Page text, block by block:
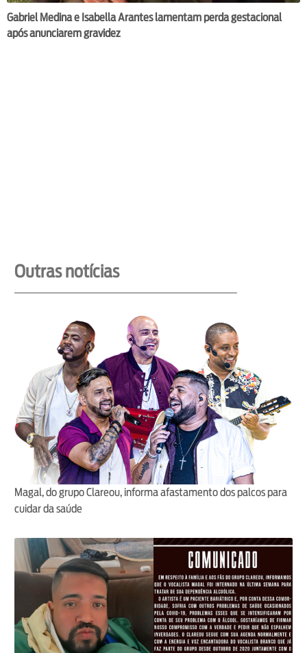
Gabriel Medina e Isabella Arantes lamentam perda gestacional
após anunciarem gravidez
Outras notícias
Magal, do grupo Clareou, informa afastamento dos palcos para
cuidar da saúde